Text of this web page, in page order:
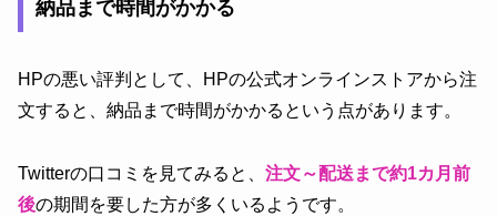
納品まで時間がかかる
HPの悪い評判として、HPの公式オンラインストアから注
文すると、納品まで時間がかかるという点があります。
Twitterの口コミを見てみると、 注文～配送まで約1カ月前
後の期間を要した方が多くいるようです。